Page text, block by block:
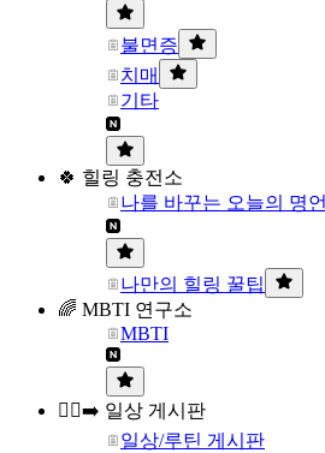
불면증
치매
기타
🍀 힐링 충전소
나를 바꾸는 오늘의 명언
나만의 힐링 꿀팁
🌈 MBTI 연구소
MBTI
🏃‍♀️‍➡️ 일상 게시판
일상/루틴 게시판